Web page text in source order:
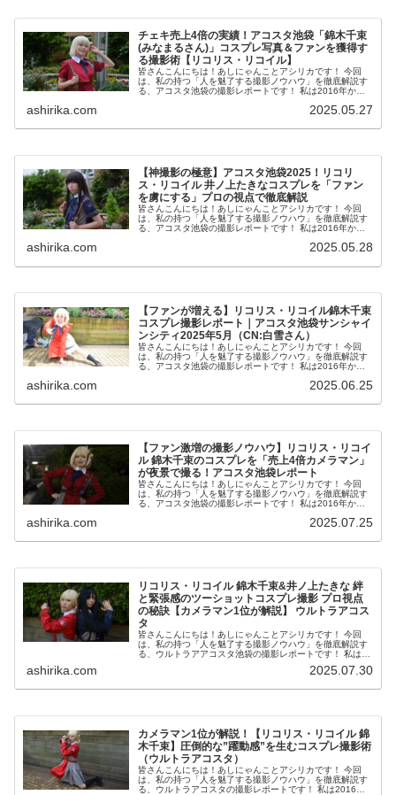
チェキ売上4倍の実績！アコスタ池袋「錦木千束
(みなまるさん)」コスプレ写真＆ファンを獲得す
る撮影術【リコリス・リコイル】
皆さんこんにちは！あしにゃんことアシリカです！ 今回
は、私の持つ「人を魅了する撮影ノウハウ」を徹底解説す
る、アコスタ池袋の撮影レポートです！ 私は2016年から
ashirika.com 2025.05.27
【神撮影の極意】アコスタ池袋2025！リコリ
ス・リコイル 井ノ上たきなコスプレを「ファン
を虜にする」プロの視点で徹底解説
皆さんこんにちは！あしにゃんことアシリカです！ 今回
は、私の持つ「人を魅了する撮影ノウハウ」を徹底解説す
る、アコスタ池袋の撮影レポートです！ 私は2016年から
ashirika.com 2025.05.28
【ファンが増える】リコリス・リコイル錦木千束
コスプレ撮影レポート｜アコスタ池袋サンシャイ
ンシティ2025年5月（CN:白雪さん）
皆さんこんにちは！あしにゃんことアシリカです！ 今回
は、私の持つ「人を魅了する撮影ノウハウ」を徹底解説す
る、アコスタ池袋の撮影レポートです！ 私は2016年から
ashirika.com 2025.06.25
【ファン激増の撮影ノウハウ】リコリス・リコイ
ル 錦木千束のコスプレを「売上4倍カメラマン」
が夜景で撮る！アコスタ池袋レポート
皆さんこんにちは！あしにゃんことアシリカです！ 今回
は、私の持つ「人を魅了する撮影ノウハウ」を徹底解説す
る、アコスタ池袋の撮影レポートです！ 私は2016年から
ashirika.com 2025.07.25
リコリス・リコイル 錦木千束&井ノ上たきな 絆
と緊張感のツーショットコスプレ撮影 プロ視点
の秘訣【カメラマン1位が解説】 ウルトラアコス
タ
皆さんこんにちは！あしにゃんことアシリカです！ 今回
は、私の持つ「人を魅了する撮影ノウハウ」を徹底解説す
る、ウルトラアアコスタ池袋の撮影レポートです！ 私は
ashirika.com 2025.07.30
カメラマン1位が解説！【リコリス・リコイル 錦
木千束】圧倒的な”躍動感”を生むコスプレ撮影術
（ウルトラアコスタ）
皆さんこんにちは！あしにゃんことアシリカです！ 今回
は、私の持つ「人を魅了する撮影ノウハウ」を徹底解説す
る、ウルトラアコスタの撮影レポートです！ 私は2016年